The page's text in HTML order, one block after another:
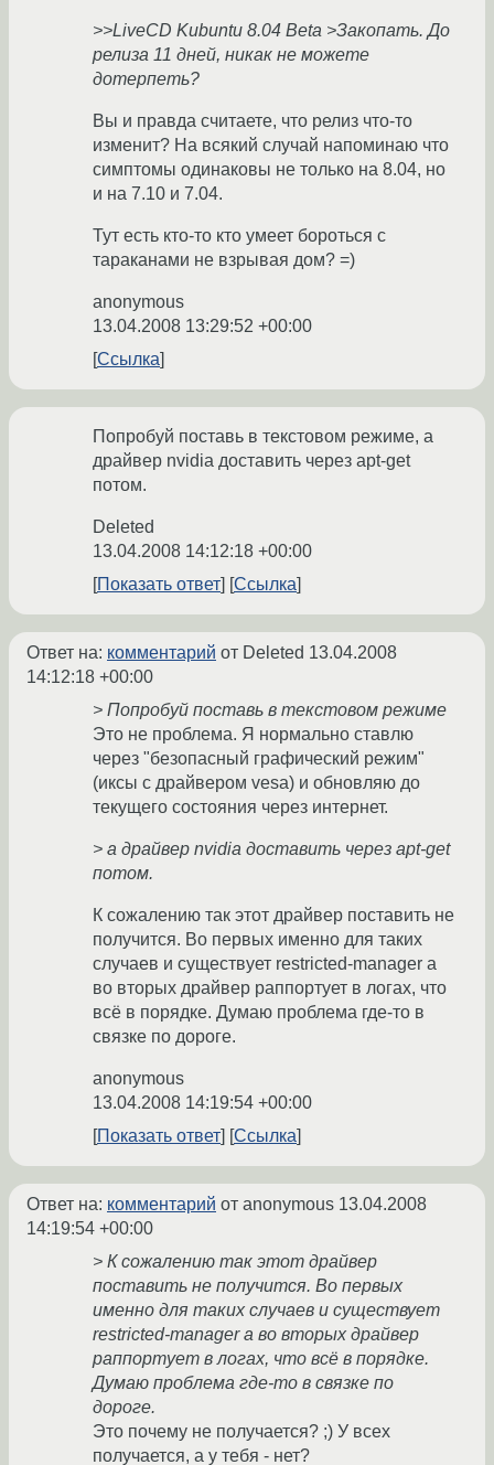
>>LiveCD Kubuntu 8.04 Beta >Закопать. До
релиза 11 дней, никак не можете
дотерпеть?
Вы и правда считаете, что релиз что-то
изменит? На всякий случай напоминаю что
симптомы одинаковы не только на 8.04, но
и на 7.10 и 7.04.
Тут есть кто-то кто умеет бороться с
тараканами не взрывая дом? =)
anonymous
13.04.2008 13:29:52 +00:00
Ссылка
Попробуй поставь в текстовом режиме, а
драйвер nvidia доставить через apt-get
потом.
Deleted
13.04.2008 14:12:18 +00:00
Показать ответ
Ссылка
Ответ на: комментарий от Deleted 13.04.2008
14:12:18 +00:00
> Попробуй поставь в текстовом режиме
Это не проблема. Я нормально ставлю
через "безопасный графический режим"
(иксы с драйвером vesa) и обновляю до
текущего состояния через интернет.
> а драйвер nvidia доставить через apt-get
потом.
К сожалению так этот драйвер поставить не
получится. Во первых именно для таких
случаев и существует restricted-manager а
во вторых драйвер раппортует в логах, что
всё в порядке. Думаю проблема где-то в
связке по дороге.
anonymous
13.04.2008 14:19:54 +00:00
Показать ответ
Ссылка
Ответ на: комментарий от anonymous 13.04.2008
14:19:54 +00:00
> К сожалению так этот драйвер
поставить не получится. Во первых
именно для таких случаев и существует
restricted-manager а во вторых драйвер
раппортует в логах, что всё в порядке.
Думаю проблема где-то в связке по
дороге.
Это почему не получается? ;) У всех
получается, а у тебя - нет?